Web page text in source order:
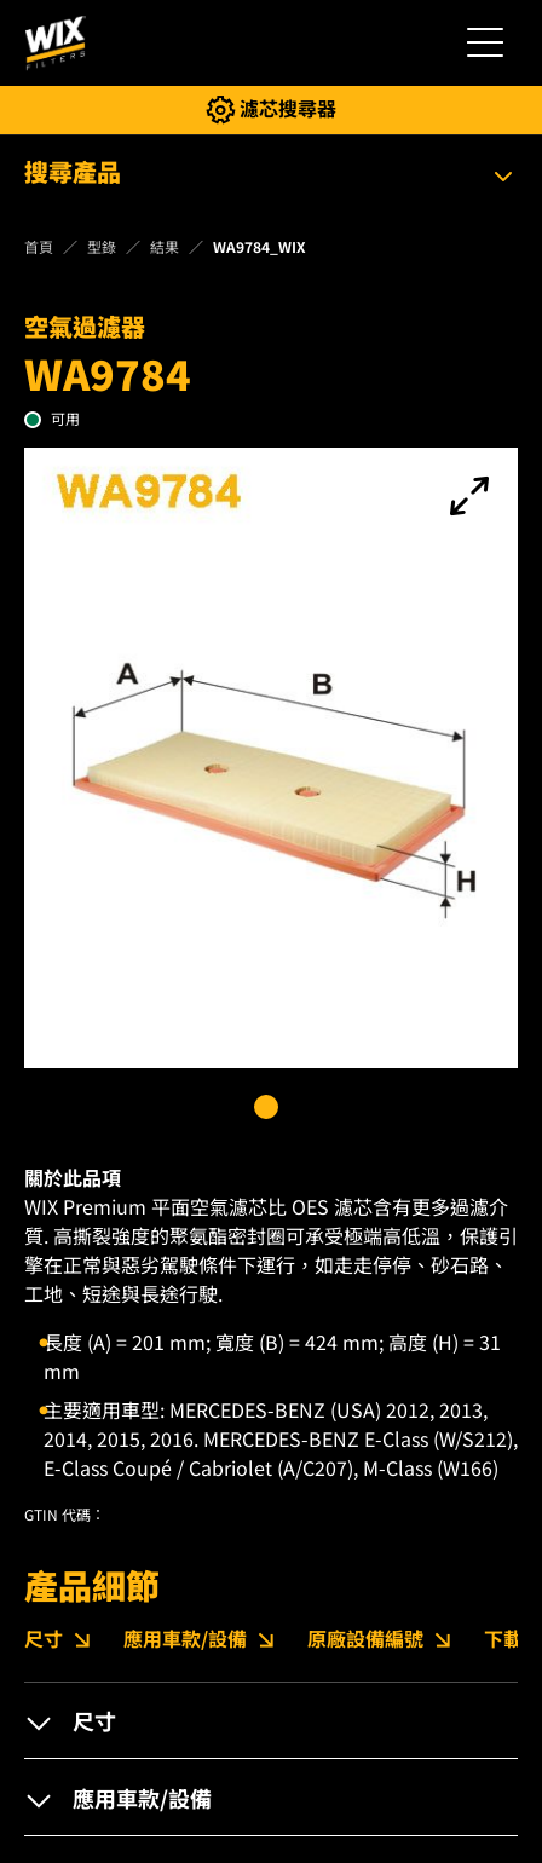
切換導航
濾芯搜尋器
搜尋產品
首頁 型錄 結果 WA9784_WIX
空氣過濾器
WA9784
可用
關於此品項
WIX Premium 平面空氣濾芯比 OES 濾芯含有更多過濾介
質. 高撕裂強度的聚氨酯密封圈可承受極端高低溫，保護引
擎在正常與惡劣駕駛條件下運行，如走走停停、砂石路、
工地、短途與長途行駛.
長度 (A) = 201 mm; 寬度 (B) = 424 mm; 高度 (H) = 31
mm
主要適用車型: MERCEDES-BENZ (USA) 2012, 2013,
2014, 2015, 2016. MERCEDES-BENZ E-Class (W/S212),
E-Class Coupé / Cabriolet (A/C207), M-Class (W166)
GTIN 代碼：
產品細節
尺寸 應用車款/設備 原廠設備編號 下載
尺寸
應用車款/設備